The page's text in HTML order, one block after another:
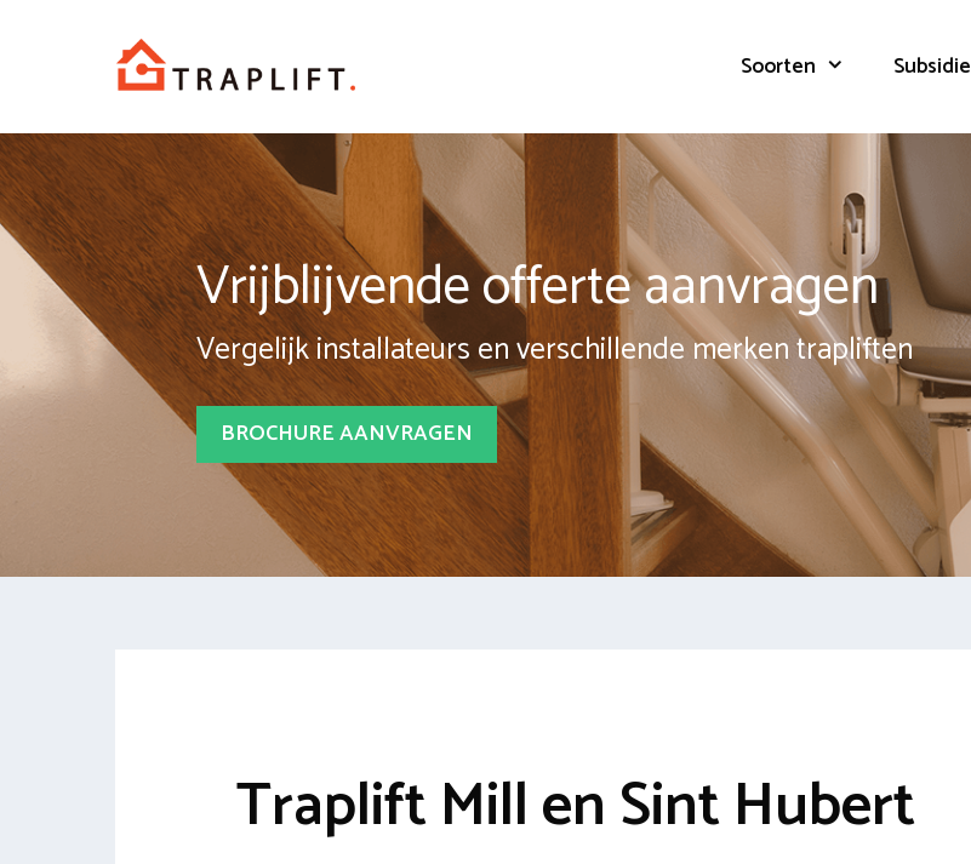
Soorten Subsidie
Vrijblijvende offerte aanvragen
Vergelijk installateurs en verschillende merken trapliften
BROCHURE AANVRAGEN
Traplift Mill en Sint Hubert